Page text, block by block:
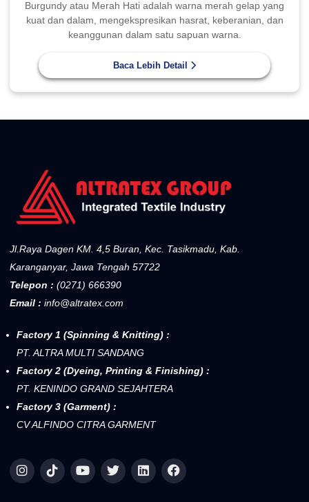
Burgundy atau Merah Hati adalah warna merah gelap yang
kuat dan dalam, mengekspresikan hasrat, keberanian, dan
keanggunan dalam satu sapuan warna.
Baca Lebih Detail
Jl.Raya Dagen KM. 4,5 Buran, Kec. Tasikmadu, Kab.
Karanganyar, Jawa Tengah 57722
Telepon : (0271) 666390
Email : info@altratex.com
Factory 1 (Spinning & Knitting) :
PT. ALTRA MULTI SANDANG
Factory 2 (Dyeing, Printing & Finishing) :
PT. KENINDO GRAND SEJAHTERA
Factory 3 (Garment) :
CV ALFINDO CITRA GARMENT